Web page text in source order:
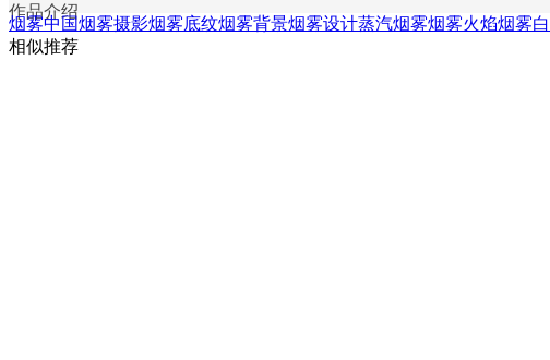
作品介绍
烟雾中国烟雾摄影烟雾底纹烟雾背景烟雾设计蒸汽烟雾烟雾火焰烟雾
相似推荐